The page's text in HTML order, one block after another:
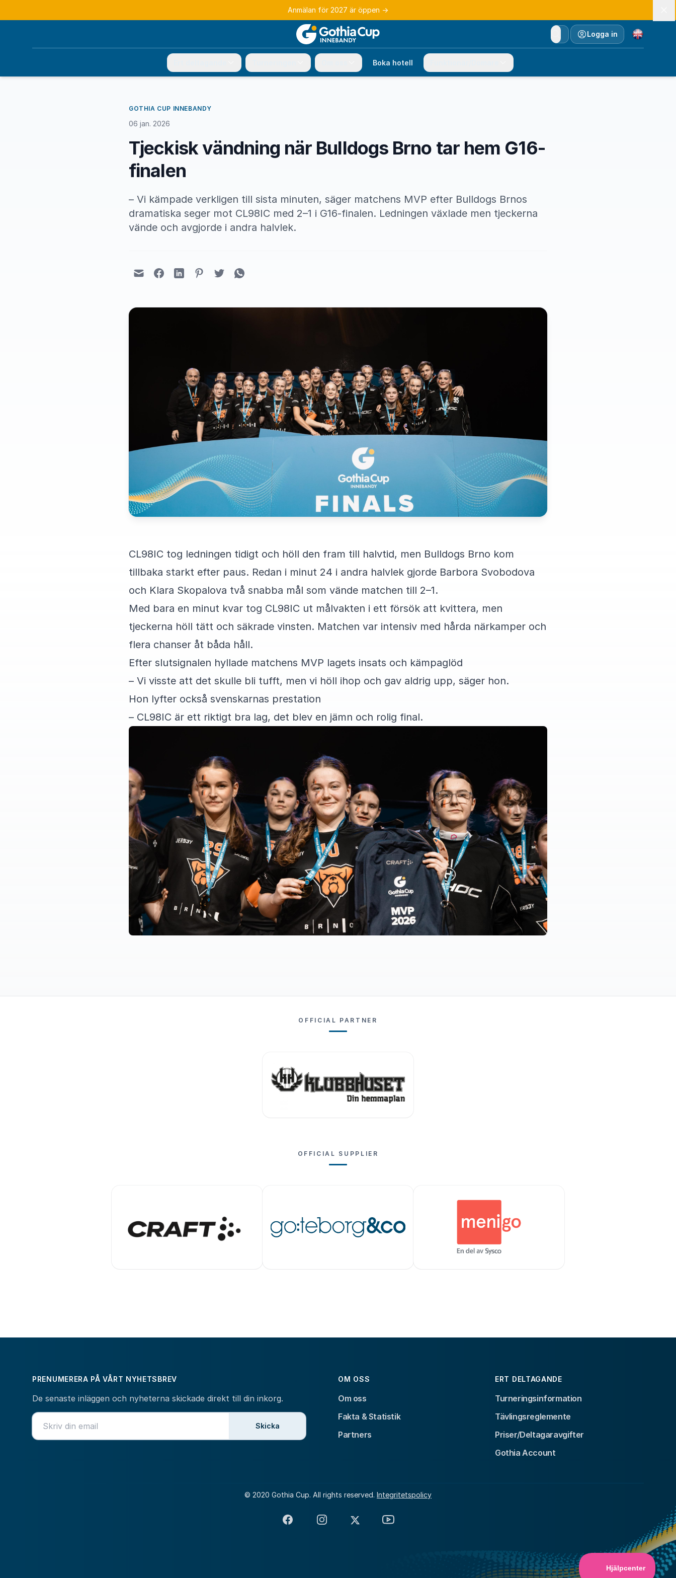
Anmälan för 2027 är öppen →
Logga in
Currency
Boka hotell
GOTHIA CUP INNEBANDY
06 jan. 2026
Tjeckisk vändning när Bulldogs Brno tar hem G16-
finalen
– Vi kämpade verkligen till sista minuten, säger matchens MVP efter Bulldogs Brnos
dramatiska seger mot CL98IC med 2–1 i G16-finalen. Ledningen växlade men tjeckerna
vände och avgjorde i andra halvlek.
CL98IC tog ledningen tidigt och höll den fram till halvtid, men Bulldogs Brno kom
tillbaka starkt efter paus. Redan i minut 24 i andra halvlek gjorde Barbora Svobodova
och Klara Skopalova två snabba mål som vände matchen till 2–1.
Med bara en minut kvar tog CL98IC ut målvakten i ett försök att kvittera, men
tjeckerna höll tätt och säkrade vinsten. Matchen var intensiv med hårda närkamper och
flera chanser åt båda håll.
Efter slutsignalen hyllade matchens MVP lagets insats och kämpaglöd
– Vi visste att det skulle bli tufft, men vi höll ihop och gav aldrig upp, säger hon.
Hon lyfter också svenskarnas prestation
– CL98IC är ett riktigt bra lag, det blev en jämn och rolig final.
OFFICIAL PARTNER
OFFICIAL SUPPLIER
PRENUMERERA PÅ VÅRT NYHETSBREV
De senaste inläggen och nyheterna skickade direkt till din inkorg.
Skicka
OM OSS
Om oss
Fakta & Statistik
Partners
ERT DELTAGANDE
Turneringsinformation
Tävlingsreglemente
Priser/Deltagaravgifter
Gothia Account
© 2020 Gothia Cup. All rights reserved. Integritetspolicy
FacebookInstagram
X YouTube